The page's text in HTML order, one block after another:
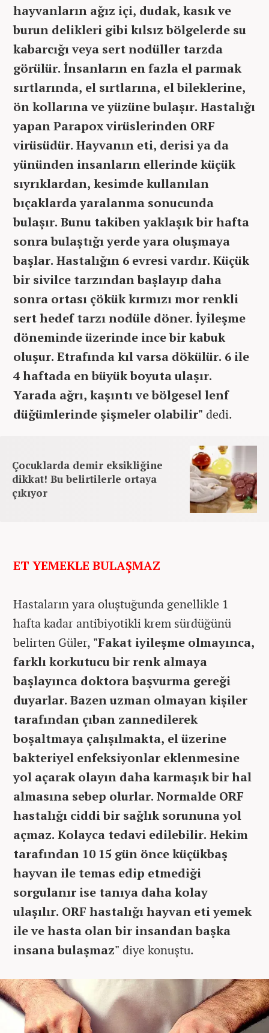
hayvanların ağız içi, dudak, kasık ve
burun delikleri gibi kılsız bölgelerde su
kabarcığı veya sert nodüller tarzda
görülür. İnsanların en fazla el parmak
sırtlarında, el sırtlarına, el bileklerine,
ön kollarına ve yüzüne bulaşır. Hastalığı
yapan Parapox virüslerinden ORF
virüsüdür. Hayvanın eti, derisi ya da
yününden insanların ellerinde küçük
sıyrıklardan, kesimde kullanılan
bıçaklarda yaralanma sonucunda
bulaşır. Bunu takiben yaklaşık bir hafta
sonra bulaştığı yerde yara oluşmaya
başlar. Hastalığın 6 evresi vardır. Küçük
bir sivilce tarzından başlayıp daha
sonra ortası çökük kırmızı mor renkli
sert hedef tarzı nodüle döner. İyileşme
döneminde üzerinde ince bir kabuk
oluşur. Etrafında kıl varsa dökülür. 6 ile
4 haftada en büyük boyuta ulaşır.
Yarada ağrı, kaşıntı ve bölgesel lenf
düğümlerinde şişmeler olabilir" dedi.
Çocuklarda demir eksikliğine
dikkat! Bu belirtilerle ortaya
çıkıyor
ET YEMEKLE BULAŞMAZ
Hastaların yara oluştuğunda genellikle 1
hafta kadar antibiyotikli krem sürdüğünü
belirten Güler, "Fakat iyileşme olmayınca,
farklı korkutucu bir renk almaya
başlayınca doktora başvurma gereği
duyarlar. Bazen uzman olmayan kişiler
tarafından çıban zannedilerek
boşaltmaya çalışılmakta, el üzerine
bakteriyel enfeksiyonlar eklenmesine
yol açarak olayın daha karmaşık bir hal
almasına sebep olurlar. Normalde ORF
hastalığı ciddi bir sağlık sorununa yol
açmaz. Kolayca tedavi edilebilir. Hekim
tarafından 10 15 gün önce küçükbaş
hayvan ile temas edip etmediği
sorgulanır ise tanıya daha kolay
ulaşılır. ORF hastalığı hayvan eti yemek
ile ve hasta olan bir insandan başka
insana bulaşmaz" diye konuştu.